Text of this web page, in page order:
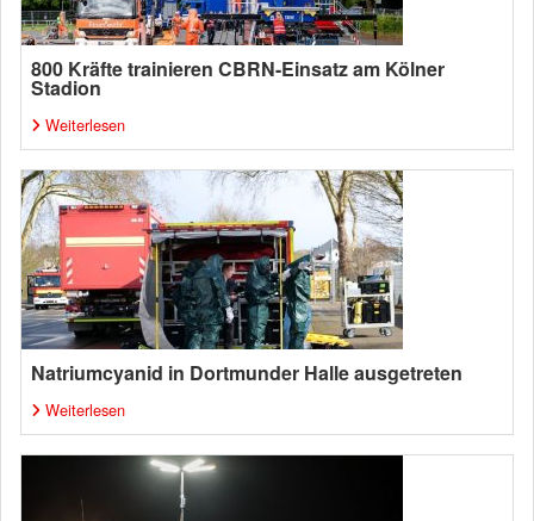
800 Kräfte trainieren CBRN-Einsatz am Kölner
Stadion
Weiterlesen
Natriumcyanid in Dortmunder Halle ausgetreten
Weiterlesen